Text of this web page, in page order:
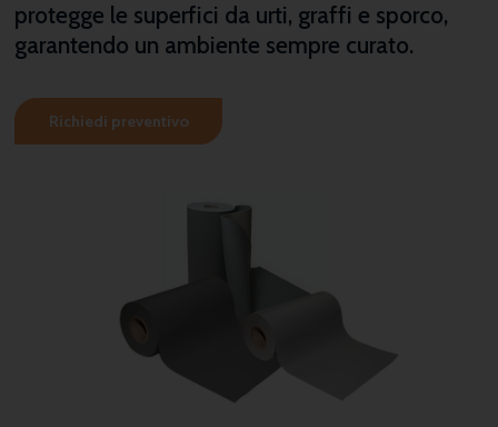
protegge le superfici da urti, graffi e sporco,
garantendo un ambiente sempre curato.
Richiedi preventivo